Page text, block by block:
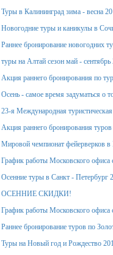
Туры в Калининград зима - весна
Новогодние туры и каникулы в
Раннее бронирование новогодних
туры на Алтай сезон май - сентябрь
Акция раннего бронирования по
Осень - самое время задуматься о
23-я Международная
Акция раннего бронирования
Мировой чемпионат фейерверков в
График работы Московского офиса
Осенние туры в Санкт - Петербург
ОСЕННИЕ СКИДКИ!
График работы Московского офиса
Раннее бронирование туров по
Туры на Новый год и Рождество